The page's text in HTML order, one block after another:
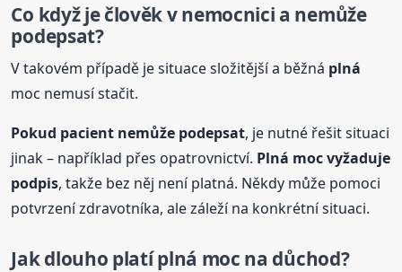
Co když je člověk v nemocnici a nemůže
podepsat?
V takovém případě je situace složitější a běžná plná
moc nemusí stačit.
Pokud pacient nemůže podepsat, je nutné řešit situaci
jinak – například přes opatrovnictví. Plná moc vyžaduje
podpis, takže bez něj není platná. Někdy může pomoci
potvrzení zdravotníka, ale záleží na konkrétní situaci.
Jak dlouho platíplná moc na důchod?